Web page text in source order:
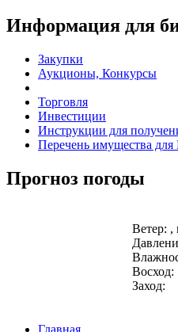
Информация для
Закупки
Аукционы, Конкурсы
Торговля
Инвестиции
Инструкции для
Перечень имущества
Прогноз погоды
Ветер: ,
Восход:
Заход:
Главная